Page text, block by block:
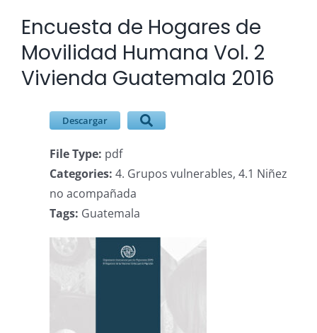
Ver
imagen
más
grande
Encuesta de Hogares de
Movilidad Humana Vol. 2
Vivienda Guatemala 2016
Descargar
File Type: pdf
Categories: 4. Grupos vulnerables, 4.1 Niñez
no acompañada
Tags: Guatemala